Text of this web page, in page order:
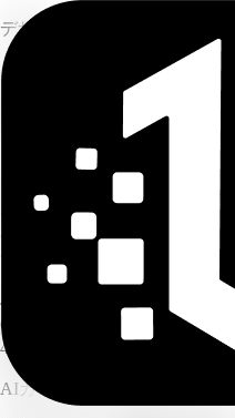
デザイン
トピックをマルチ
カルーセルの内容を記述す
と明確な構成を持つマルチ
セルタイプ(豆知識、ハウツ
チ、ブランドストーリー)を
て、必要なスライド数を設定
4–8
カルーセルあたりのスラ
6
カルーセルタイプ数
4
AIカルーセルジェネレーター